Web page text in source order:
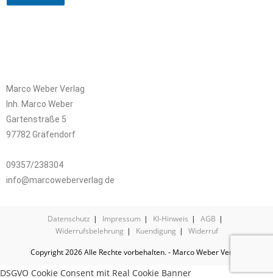
Marco Weber Verlag
Inh. Marco Weber
Gartenstraße 5
97782 Gräfendorf
09357/238304
info@marcoweberverlag.de
Datenschutz Impressum KI-Hinweis
AGB
Widerrufsbelehrung
Kuendigung Widerruf
Copyright 2026 Alle Rechte vorbehalten. - Marco Weber Verlag
DSGVO Cookie Consent mit Real Cookie Banner